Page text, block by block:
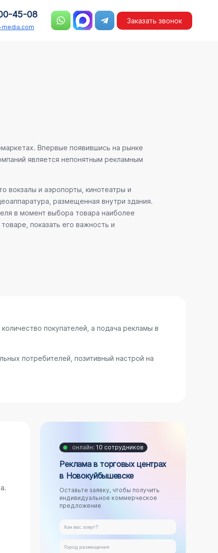
45-08
Заказать звонок
Впервые появившись на рынке
является непонятным рекламным
вокзалы и аэропорты, кинотеатры и
размещенная внутри здания.
в момент выбора товара наиболее
показать его важность и
покупателей, а подача рекламы в
потребителей, позитивный настрой на
онлайн: 10 сотрудников
Реклама в торговых центрах
в Новокуйбышевске
Оставьте заявку, чтобы получить
индивидуальное коммерческое
предложение